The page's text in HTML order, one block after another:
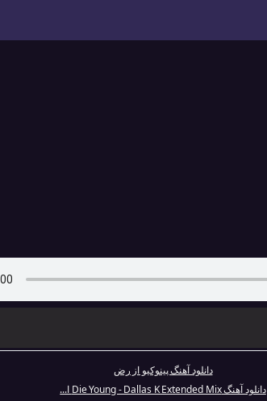
دانلود آهنگ پینوکیو از رض
دانلود آهنگ Die Young - Dallas K Extended Mix ا...